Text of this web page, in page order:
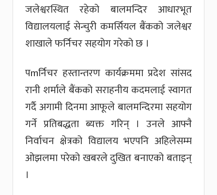
जलेश्वरस्थित रहेको बालमन्दिर आधारभूत
विद्यालयलाई सेन्चुरी कमर्सियल बैंकको जलेश्वर
शाखाले फर्निचर सहयोग गरेको छ ।
पmर्निचर हस्तान्तरण कार्यक्रममा प्रदेश सांसद
रानी शर्माले बैंकको सराहनीय कदमलाई स्वागत
गर्दै अगामी दिनमा आफूले बालमन्दिरमा सहयोग
गर्ने प्रतिबद्धता ब्यक्त गरिन् । उनले आफ्नै
निर्वाचन क्षेत्रको विद्यालय भएपनि अहिलेसम्म
ओझलमा परेको खबरले दुखित बनाएको बताइन्
।